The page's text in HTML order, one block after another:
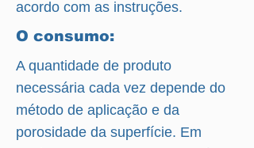
acordo com as instruções.
O consumo:
A quantidade de produto
necessária cada vez depende do
método de aplicação e da
porosidade da superfície. Em